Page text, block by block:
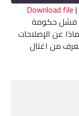
Download file|
فشل حكومة
عن الإصلاحات
من اغتال